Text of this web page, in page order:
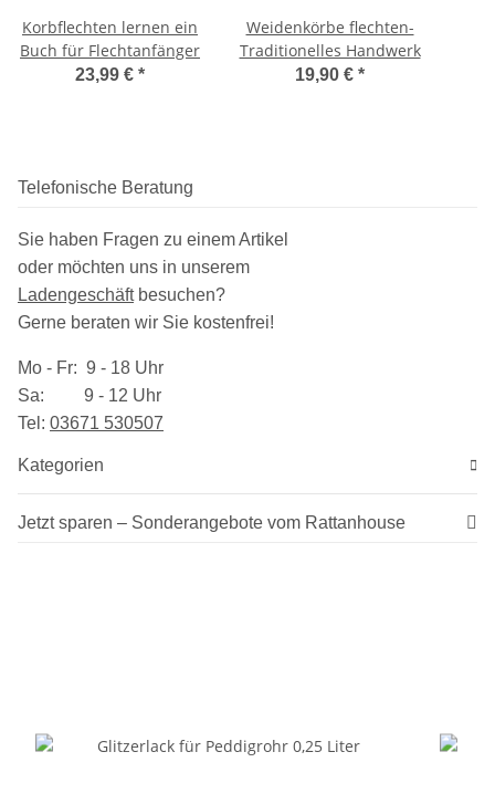
Korbflechten lernen ein
Buch für Flechtanfänger
23,99 € *
Weidenkörbe flechten-
Traditionelles Handwerk
19,90 € *
Telefonische Beratung
Sie haben Fragen zu einem Artikel
oder möchten uns in unserem
Ladengeschäftbesuchen?
Gerne beraten wir Sie kostenfrei!
Mo - Fr: 9 - 18 Uhr
Sa: 9 - 12 Uhr
Tel: 03​671 530507
Kategorien
Jetzt sparen – Sonderangebote vom Rattanhouse